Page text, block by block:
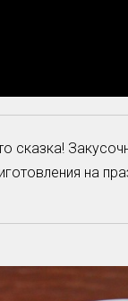
сказка!
на